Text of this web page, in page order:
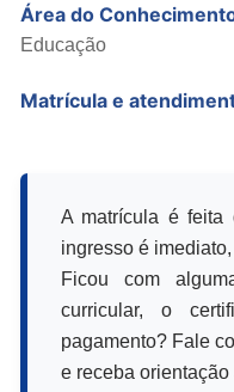
Área do
Educação
Matrícula e
A matrícula é feita
ingresso é
Ficou com
curricular, o
pagamento? Fale
e receba